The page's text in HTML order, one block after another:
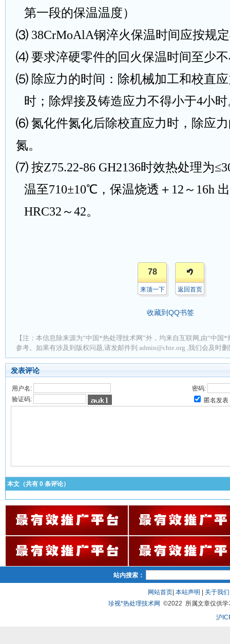
第一段的保温温度）
⑶ 38CrMoAlA钢淬火保温时间应按规
⑷ 要求淬硬零件的回火保温时间至少
⑸ 除应力的时间：除机械加工和校直
时；除焊接及铸造应力不得小于4小时
⑹ 氮化件氮化后除校直应力时，除应
氮。
⑺ 按Z75.22-86 GH2136时效热处理为≤
温至710±10℃，保温烧透＋ 12 ～ 16h
HRC32 ～42。
78
来顶一下 返回首页
收藏到QQ书签
【注：本信息除来源为“中国*热处理技术网”外，均来自互联网,由“中国
参考。如果有涉及到版权问题,请发邮件到 admin@chte.org ,我们会及时
发表评论
用户名:
密码:
验证码:
匿名发表
本文（共有 0 条评论）
站内搜索：
网站首页| 本站声明 关于我们
珍视*热处理技术网 ©2022 所属文章仅供学
沪